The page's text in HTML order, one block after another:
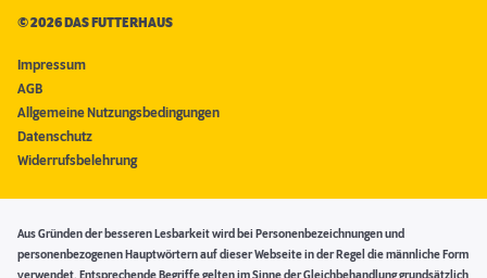
©2026 DAS FUTTERHAUS
Impressum
AGB
Allgemeine Nutzungsbedingungen
Datenschutz
Widerrufsbelehrung
Aus Gründen der besseren Lesbarkeit wird bei Personenbezeichnungen und
personenbezogenen Hauptwörtern auf dieser Webseite in der Regel die männliche Form